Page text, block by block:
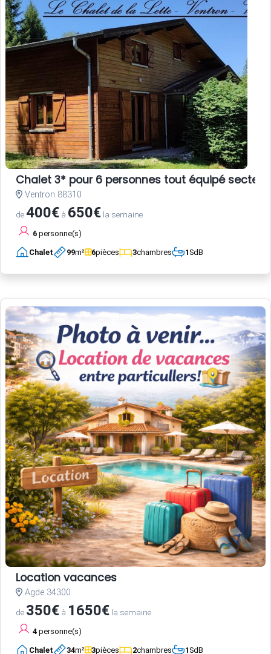
Chalet 3* pour 6 personnes tout équipé
Ventron 88310
de400€ à 650€ la semaine
6 personne(s)
Chalet 99m² 6pièces 3chambres 1SdB
Location vacances
Agde 34300
de 350€ à 1650€ la semaine
4 personne(s)
Chalet 34m² 3pièces 2chambres 1SdB